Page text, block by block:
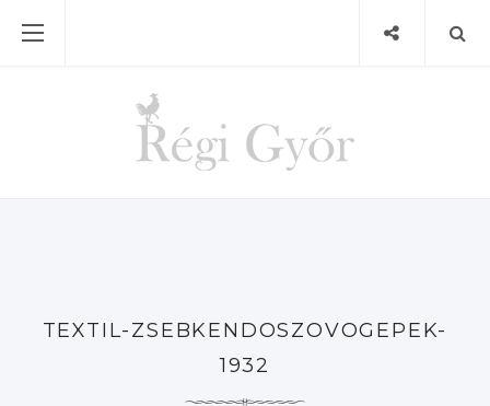
TEXTIL-ZSEBKENDOSZOVOGEPEK-
1932